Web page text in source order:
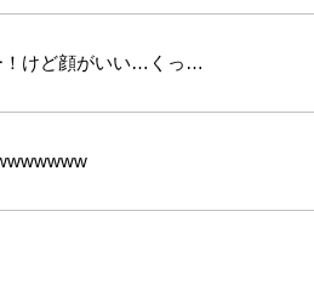
！けど顔がいい…くっ…